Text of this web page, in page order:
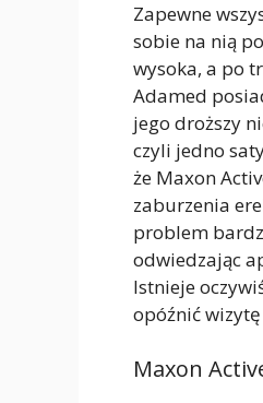
Zapewne
sobie na nią
wysoka, a po
Adamed
jego droższy
czyli jedno
że Maxon
zaburzenia
problem
odwiedzając
Istnieje
opóźnić
Maxon